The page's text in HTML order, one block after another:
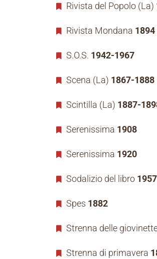
Rivista del Popolo (La)
Rivista Mondana 1894
S.O.S. 1942-1967
Scena (La) 1867-1888
Scintilla (La) 1887-
Serenissima 1908
Serenissima 1920
Sodalizio del libro 1957
Spes 1882
Strenna delle
Strenna di primavera